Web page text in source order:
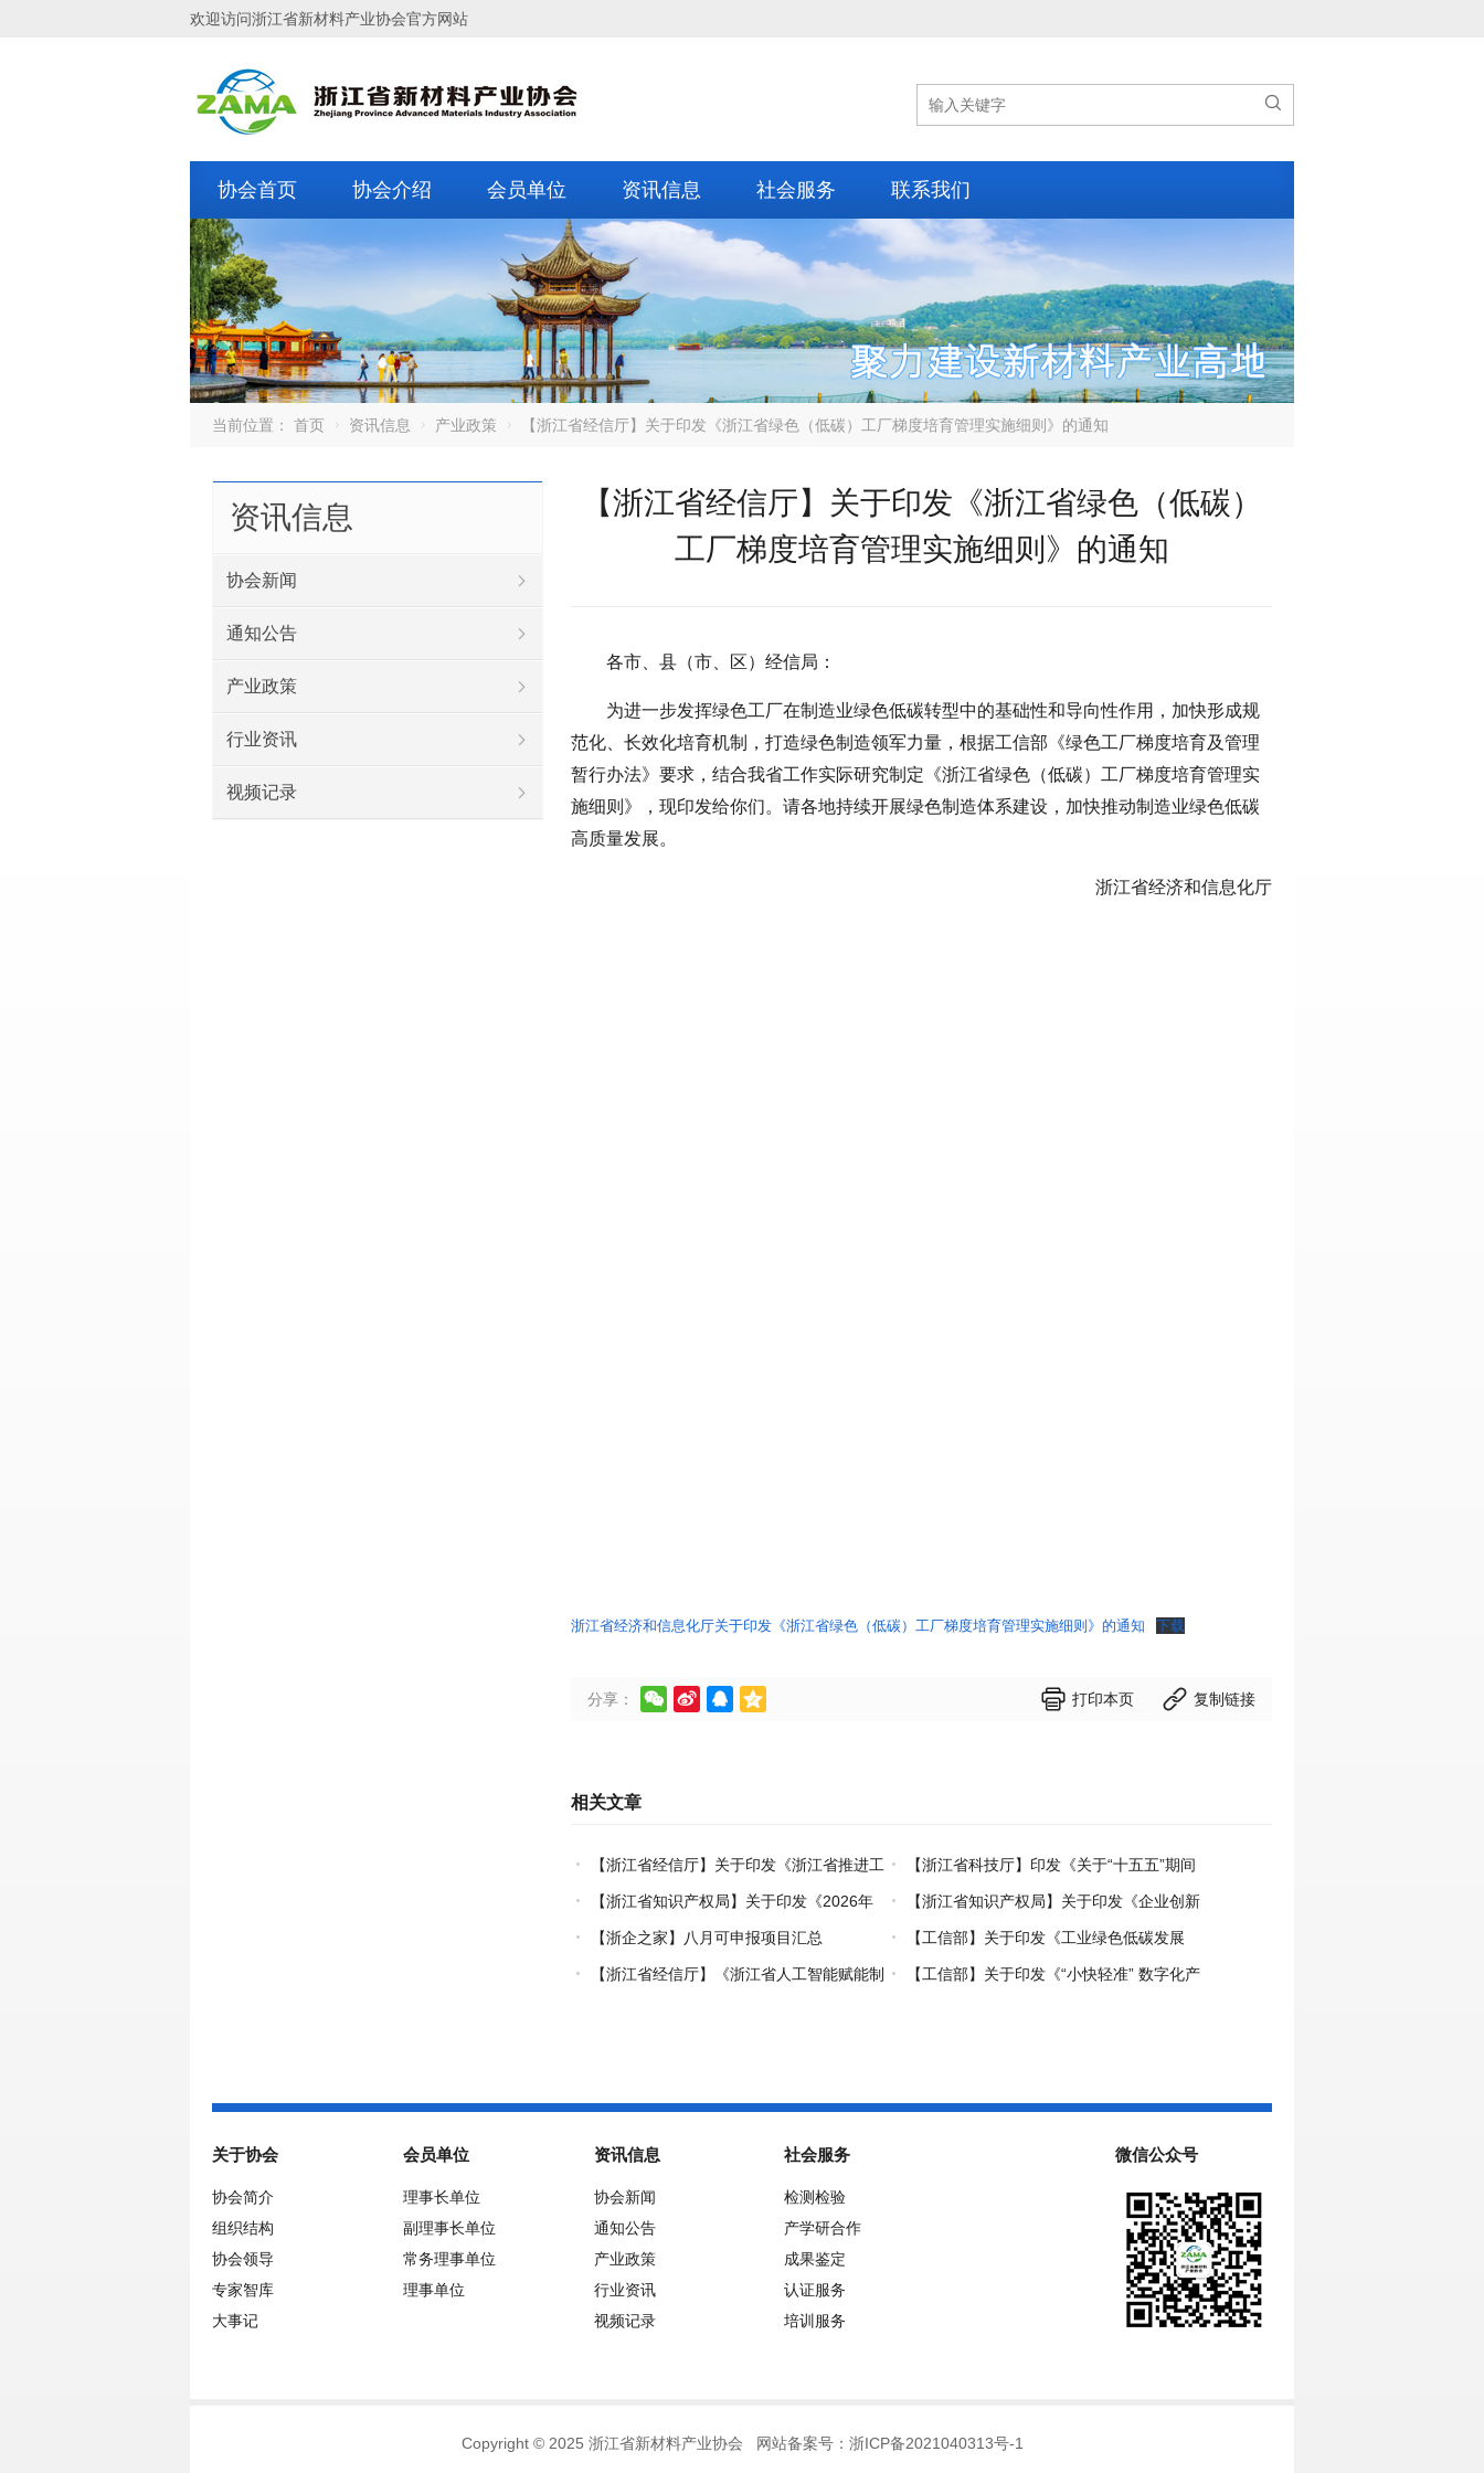
欢迎访问浙江省新材料产业协会官方网站

协会首页 协会介绍 会员单位 资讯信息 社会服务 联系我们
当前位置： 首页 资讯信息 产业政策 【浙江省经信厅】关于印发《浙江省绿色（低碳）工厂梯度培育管理实施细则》的通知
【浙江省经信厅】关于印发《浙江省绿色（低碳）
工厂梯度培育管理实施细则》的通知
各市、县（市、区）经信局：
为进一步发挥绿色工厂在制造业绿色低碳转型中的基础性和导向性作用，加快形成规
范化、长效化培育机制，打造绿色制造领军力量，根据工信部《绿色工厂梯度培育及管理
暂行办法》要求，结合我省工作实际研究制定《浙江省绿色（低碳）工厂梯度培育管理实
施细则》，现印发给你们。请各地持续开展绿色制造体系建设，加快推动制造业绿色低碳
高质量发展。
浙江省经济和信息化厅
浙江省经济和信息化厅关于印发《浙江省绿色（低碳）工厂梯度培育管理实施细则》的通知 下载
分享：      打印本页  复制链接
相关文章
【浙江省经信厅】关于印发《浙江省推进工
业互联网与人工智能融合赋能行动方案》的通
【浙江省科技厅】印发《关于“十五五”期间
享受支持科技创新进口税收优惠政策的科研机
构名单核定的实施办法》的通知
【浙江省知识产权局】关于印发《2026年
度浙江省海外知识产权风险统一基础性保障保
险实施方案》的通知
【浙江省知识产权局】关于印发《企业创新
全过程知识产权管理指引》的通知
【浙企之家】八月可申报项目汇总
【工信部】关于印发《工业绿色低碳发展
“十五五”规划》的通知
【浙江省经信厅】《浙江省人工智能赋能制
【工信部】关于印发《“小快轻准” 数字化产
资讯信息
协会新闻
通知公告
产业政策
行业资讯
视频记录
关于协会
协会简介
组织结构
协会领导
专家智库
大事记
会员单位
理事长单位
副理事长单位
常务理事单位
理事单位
资讯信息
协会新闻
通知公告
产业政策
行业资讯
视频记录
社会服务
检测检验
产学研合作
成果鉴定
认证服务
培训服务
微信公众号
Copyright © 2025 浙江省新材料产业协会 网站备案号： 浙ICP备2021040313号-1